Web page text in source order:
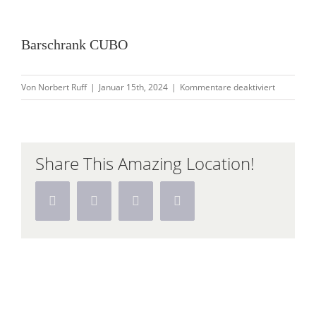
Bild
Barschrank CUBO
Von Norbert Ruff | Januar 15th, 2024 | Kommentare deaktiviertfür
Share This Amazing Location!
Facebook Twitter Pinterest